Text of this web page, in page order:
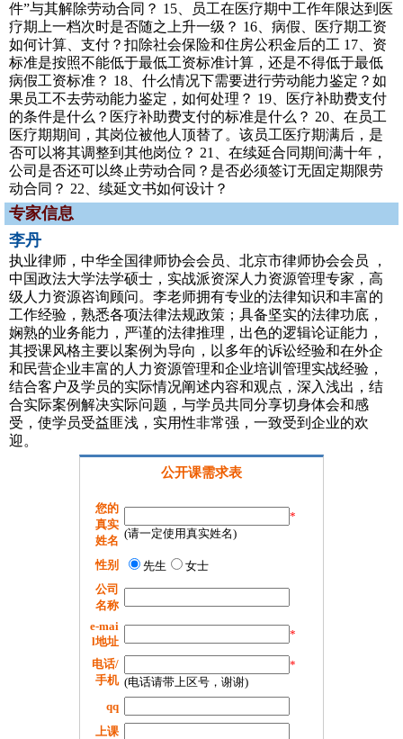
件”与其解除劳动合同？ 15、员工在医疗期中工作年限达到医
疗期上一档次时是否随之上升一级？ 16、病假、医疗期工资
如何计算、支付？扣除社会保险和住房公积金后的工 17、资
标准是按照不能低于最低工资标准计算，还是不得低于最低
病假工资标准？ 18、什么情况下需要进行劳动能力鉴定？如
果员工不去劳动能力鉴定，如何处理？ 19、医疗补助费支付
的条件是什么？医疗补助费支付的标准是什么？ 20、在员工
医疗期期间，其岗位被他人顶替了。该员工医疗期满后，是
否可以将其调整到其他岗位？ 21、在续延合同期间满十年，
公司是否还可以终止劳动合同？是否必须签订无固定期限劳
动合同？ 22、续延文书如何设计？
专家信息
李丹
执业律师，中华全国律师协会会员、北京市律师协会会员 ，
中国政法大学法学硕士，实战派资深人力资源管理专家，高
级人力资源咨询顾问。李老师拥有专业的法律知识和丰富的
工作经验，熟悉各项法律法规政策；具备坚实的法律功底，
娴熟的业务能力，严谨的法律推理，出色的逻辑论证能力，
其授课风格主要以案例为导向，以多年的诉讼经验和在外企
和民营企业丰富的人力资源管理和企业培训管理实战经验，
结合客户及学员的实际情况阐述内容和观点，深入浅出，结
合实际案例解决实际问题，与学员共同分享切身体会和感
受，使学员受益匪浅，实用性非常强，一致受到企业的欢
迎。
公开课需求表
您的
真实
姓名
*
(请一定使用真实姓名)
性别 先生
女士
公司
名称
e-mai
l地址
*
电话/
手机
*
(电话请带上区号，谢谢)
qq
上课